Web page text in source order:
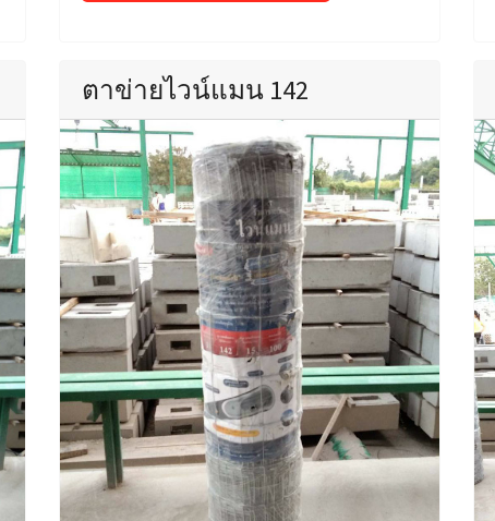
ตาข่ายไวน์แมน 142